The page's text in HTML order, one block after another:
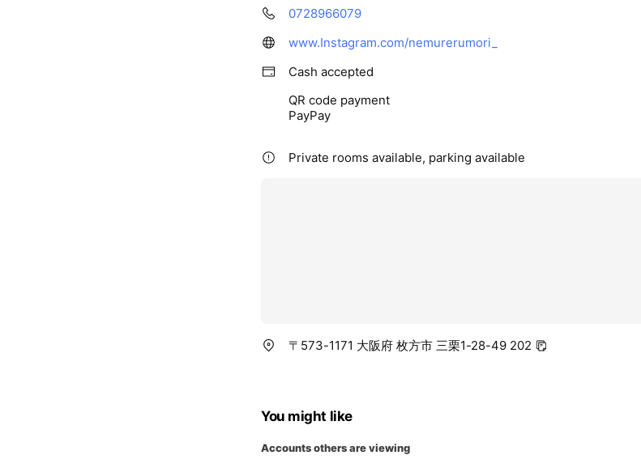
0728966079
www.Instagram.com/nemurerumori_
Cash accepted
QR code payment
PayPay
Private rooms available, parking available
〒573-1171 大阪府 枚方市 三栗1-28-49 202
You might like
Accounts others are viewing